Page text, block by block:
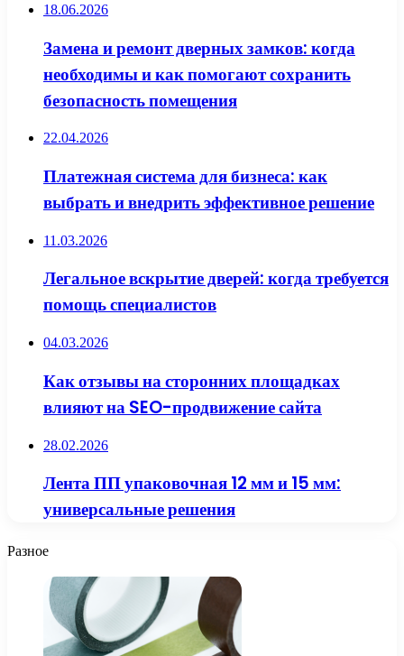
18.06.2026
Замена и ремонт дверных замков: когда
необходимы и как помогают сохранить
безопасность помещения
22.04.2026
Платежная система для бизнеса: как
выбрать и внедрить эффективное решение
11.03.2026
Легальное вскрытие дверей: когда требуется
помощь специалистов
04.03.2026
Как отзывы на сторонних площадках
влияют на SEO-продвижение сайта
28.02.2026
Лента ПП упаковочная 12 мм и 15 мм:
универсальные решения
Разное